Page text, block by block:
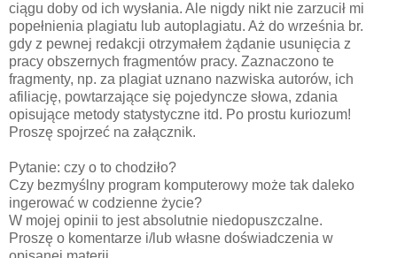
ciągu doby od ich wysłania. Ale nigdy nikt nie zarzucił mi
popełnienia plagiatu lub autoplagiatu. Aż do września br.
gdy z pewnej redakcji otrzymałem żądanie usunięcia z
pracy obszernych fragmentów pracy. Zaznaczono te
fragmenty, np. za plagiat uznano nazwiska autorów, ich
afiliację, powtarzające się pojedyncze słowa, zdania
opisujące metody statystyczne itd. Po prostu kuriozum!
Proszę spojrzeć na załącznik.
Pytanie: czy o to chodziło?
Czy bezmyślny program komputerowy może tak daleko
ingerować w codzienne życie?
W mojej opinii to jest absolutnie niedopuszczalne.
Proszę o komentarze i/lub własne doświadczenia w